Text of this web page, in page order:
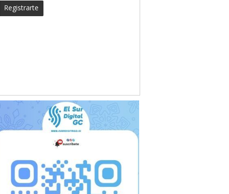
Registrarte